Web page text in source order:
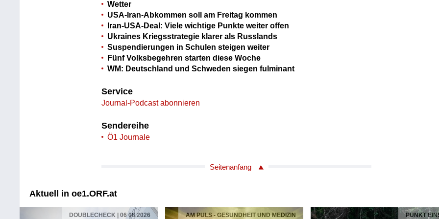
Wetter
USA-Iran-Abkommen soll am Freitag kommen
Iran-USA-Deal: Viele wichtige Punkte weiter offen
Ukraines Kriegsstrategie klarer als Russlands
Suspendierungen in Schulen steigen weiter
Fünf Volksbegehren starten diese Woche
WM: Deutschland und Schweden siegen fulminant
Service
Journal-Podcast abonnieren
Sendereihe
Ö1 Journale
Seitenanfang
Aktuell in oe1.ORF.at
DOUBLECHECK | 06 08 2026 AM PULS - GESUNDHEIT UND MEDIZIN PUNKT